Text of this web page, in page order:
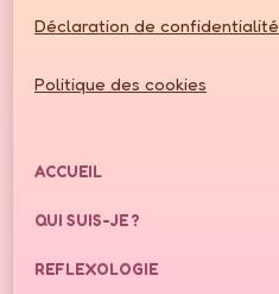
Déclaration de confidentialité
Politique des cookies
ACCUEIL
QUI SUIS-JE ?
REFLEXOLOGIE